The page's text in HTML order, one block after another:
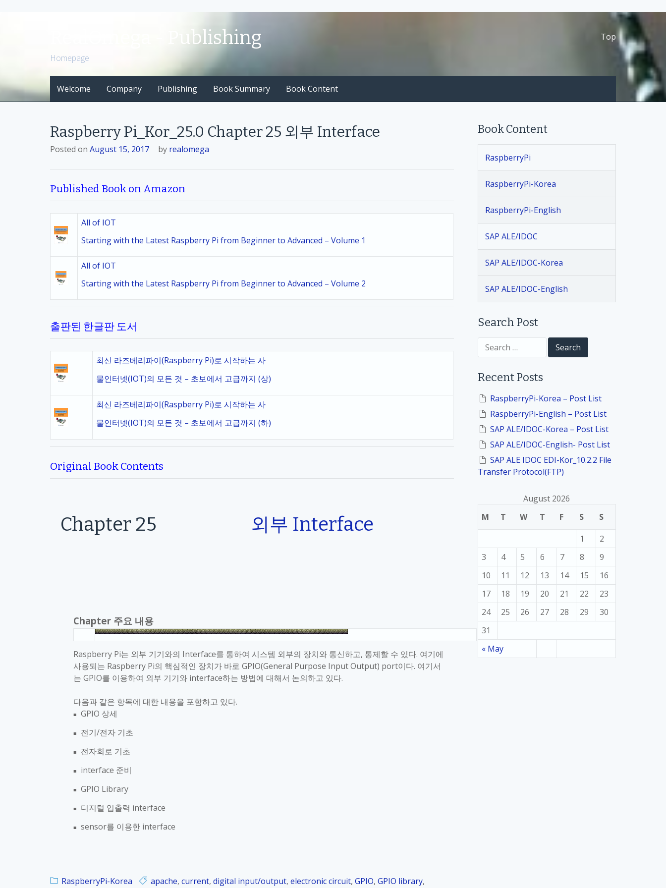
c
o
Top
RealOmega - Publishing
Homepage
Welcome Company Publishing Book Summary Book Content
Raspberry Pi_Kor_25.0 Chapter 25 외부 Interface
Posted on August 15, 2017 by realomega
Published Book on Amazon
All of IOT
Starting with the Latest Raspberry Pi from Beginner to Advanced – Volume 1
All of IOT
Starting with the Latest Raspberry Pi from Beginner to Advanced – Volume 2
출판된 한글판 도서
최신 라즈베리파이(Raspberry Pi)로 시작하는 사
물인터넷(IOT)의 모든 것 – 초보에서 고급까지 (상)
최신 라즈베리파이(Raspberry Pi)로 시작하는 사
물인터넷(IOT)의 모든 것 – 초보에서 고급까지 (하)
Original Book Contents
Chapter 25 외부 Interface
Chapter 주요 내용
Raspberry Pi는 외부 기기와의 Interface를 통하여 시스템 외부의 장치와 통신하고, 통제할 수 있다. 여기에
사용되는 Raspberry Pi의 핵심적인 장치가 바로 GPIO(General Purpose Input Output) port이다. 여기서
는 GPIO를 이용하여 외부 기기와 interface하는 방법에 대해서 논의하고 있다.
다음과 같은 항목에 대한 내용을 포함하고 있다.
■ GPIO 상세
■ 전기/전자 기초
■ 전자회로 기초
■ interface 준비
■ GPIO Library
■ 디지털 입출력 interface
■ sensor를 이용한 interface
RaspberryPi-Korea apache, current, digital input/output, electronic circuit, GPIO, GPIO library,
Book Content
RaspberryPi
RaspberryPi-Korea
RaspberryPi-English
SAP ALE/IDOC
SAP ALE/IDOC-Korea
SAP ALE/IDOC-English
Search Post
c
o
Recent Posts
RaspberryPi-Korea – Post List
RaspberryPi-English – Post List
SAP ALE/IDOC-Korea – Post List
SAP ALE/IDOC-English- Post List
SAP ALE IDOC EDI-Kor_10.2.2 File
Transfer Protocol(FTP)
August 2026
M
T W T F S S
« May
1
2
3
4 5 6 7 8
9
10
11 12 13 14 15
16
17
18 19 20 21 22
23
24
25 26 27 28 29
30
31